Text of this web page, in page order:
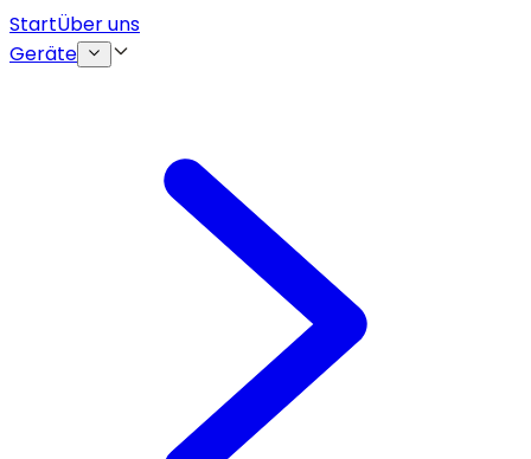
StartÜber uns
Geräte